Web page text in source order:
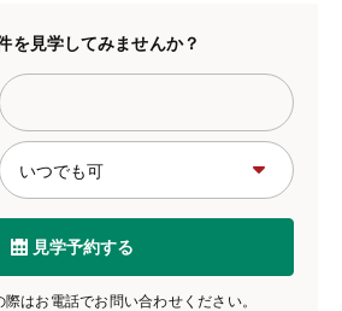
を見学してみませんか？
見学予約する
はお電話でお問い合わせください。